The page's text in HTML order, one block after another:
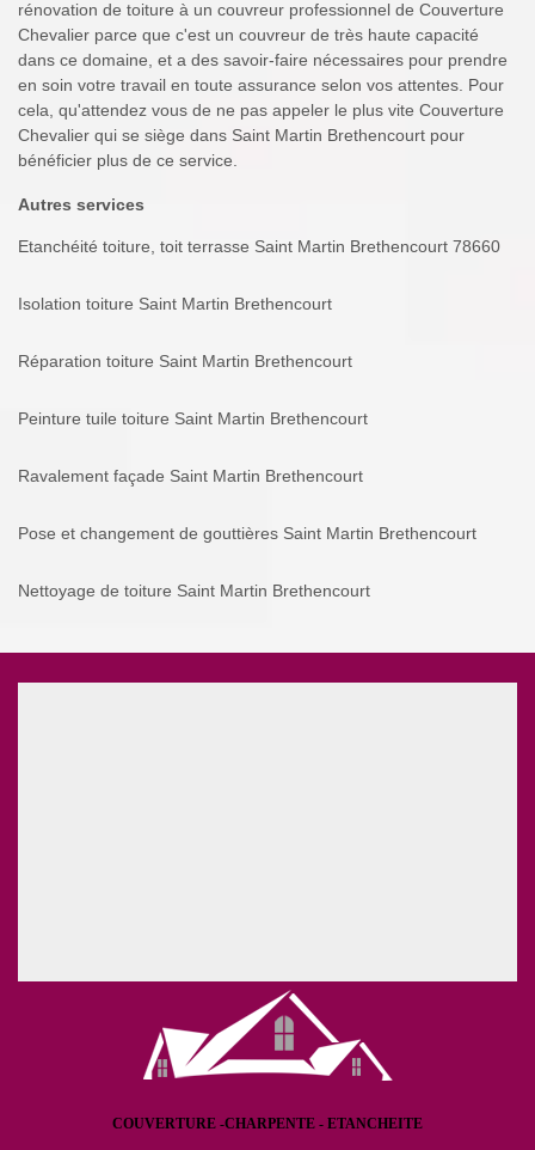
rénovation de toiture à un couvreur professionnel de Couverture
Chevalier parce que c'est un couvreur de très haute capacité
dans ce domaine, et a des savoir-faire nécessaires pour prendre
en soin votre travail en toute assurance selon vos attentes. Pour
cela, qu'attendez vous de ne pas appeler le plus vite Couverture
Chevalier qui se siège dans Saint Martin Brethencourt pour
bénéficier plus de ce service.
Autres services
Etanchéité toiture, toit terrasse Saint Martin Brethencourt 78660
Isolation toiture Saint Martin Brethencourt
Réparation toiture Saint Martin Brethencourt
Peinture tuile toiture Saint Martin Brethencourt
Ravalement façade Saint Martin Brethencourt
Pose et changement de gouttières Saint Martin Brethencourt
Nettoyage de toiture Saint Martin Brethencourt
COUVERTURE -CHARPENTE - ETANCHEITE